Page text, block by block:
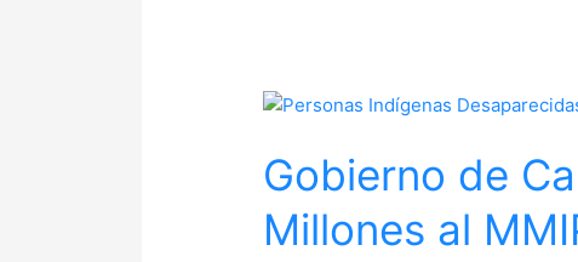
Gobierno de
Millones al
Gobierno
California
Otorga
$20
Millones